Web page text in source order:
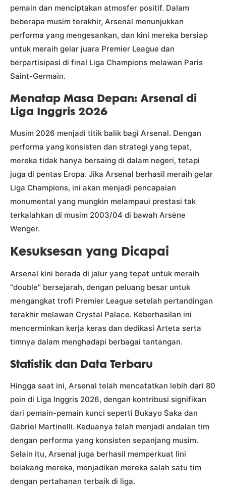
pemain dan menciptakan atmosfer positif. Dalam
beberapa musim terakhir, Arsenal menunjukkan
performa yang mengesankan, dan kini mereka bersiap
untuk meraih gelar juara Premier League dan
berpartisipasi di final Liga Champions melawan Paris
Saint-Germain.
Menatap Masa Depan: Arsenal di
Liga Inggris 2026
Musim 2026 menjadi titik balik bagi Arsenal. Dengan
performa yang konsisten dan strategi yang tepat,
mereka tidak hanya bersaing di dalam negeri, tetapi
juga di pentas Eropa. Jika Arsenal berhasil meraih gelar
Liga Champions, ini akan menjadi pencapaian
monumental yang mungkin melampaui prestasi tak
terkalahkan di musim 2003/04 di bawah Arsène
Wenger.
Kesuksesan yang Dicapai
Arsenal kini berada di jalur yang tepat untuk meraih
“double” bersejarah, dengan peluang besar untuk
mengangkat trofi Premier League setelah pertandingan
terakhir melawan Crystal Palace. Keberhasilan ini
mencerminkan kerja keras dan dedikasi Arteta serta
timnya dalam menghadapi berbagai tantangan.
Statistik dan Data Terbaru
Hingga saat ini, Arsenal telah mencatatkan lebih dari 80
poin di Liga Inggris 2026, dengan kontribusi signifikan
dari pemain-pemain kunci seperti Bukayo Saka dan
Gabriel Martinelli. Keduanya telah menjadi andalan tim
dengan performa yang konsisten sepanjang musim.
Selain itu, Arsenal juga berhasil memperkuat lini
belakang mereka, menjadikan mereka salah satu tim
dengan pertahanan terbaik di liga.